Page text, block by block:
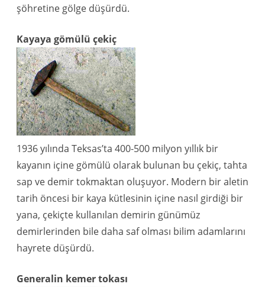
şöhretine gölge düşürdü.
Kayaya gömülü çekiç
1936 yılında Teksas’ta 400-500 milyon yıllık bir
kayanın içine gömülü olarak bulunan bu çekiç, tahta
sap ve demir tokmaktan oluşuyor. Modern bir aletin
tarih öncesi bir kaya kütlesinin içine nasıl girdiği bir
yana, çekiçte kullanılan demirin günümüz
demirlerinden bile daha saf olması bilim adamlarını
hayrete düşürdü.
Generalin kemer tokası